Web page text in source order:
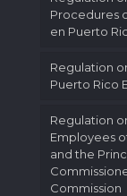
Procedures
en Puerto
Regulation
Puerto Rico
Regulation
Employees
and the
Commission